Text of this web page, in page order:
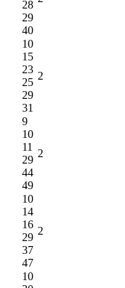
28
29
40
10
15
23
25
29
31
2
9
10
11
29
44
49
2
10
14
16
29
37
47
2
10